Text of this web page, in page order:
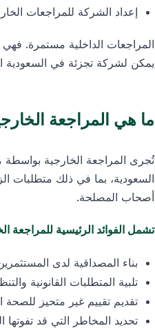
إعداد الشركة للمراجعات
المراجعات الداخلية مستمرة.
يمكن لشركة تجزئة في السعودية
ما هي المراجعة
تُجرى المراجعة الخارجية بواسطة
السعودية، بما في ذلك متطلبات
أصحاب المصلحة.
تشمل الفوائد الرئيسية للمراجعة
بناء المصداقية لدى
تلبية المتطلبات القانونية
تقديم تقييم غير متحيز للصحة
تحديد المخاطر التي قد تفوتها